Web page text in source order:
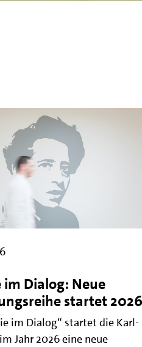
im Dialog: Neue
startet 2026
im Dialog“ startet die Karl-
Jahr 2026 eine neue